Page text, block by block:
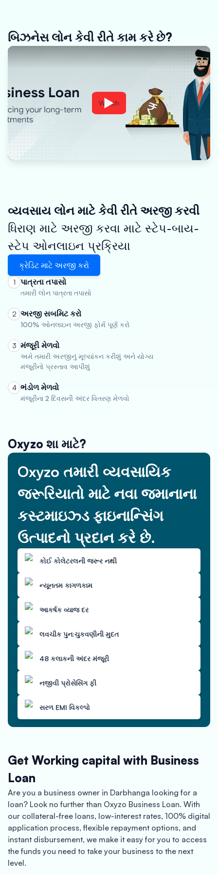
બિઝનેસ લોન કેવી રીતે કામ કરે છે?
Watch
વ્યવસાય લોન માટે કેવી રીતે અરજી કરવી
ધિરાણ માટે અરજી કરવા માટે સ્ટેપ-બાય-
સ્ટેપ ઓનલાઇન પ્રક્રિયા
ક્રેડિટ માટે અરજી કરો
1 પાત્રતા તપાસો
તમારી લોન પાત્રતા તપાસો
2 અરજી સબમિટ કરો
100% ઓનલાઇન અરજી ફોર્મ પૂર્ણ કરો
3 મંજૂરી મેળવો
અમે તમારી અરજીનું મૂલ્યાંકન કરીશું અને યોગ્ય
મંજૂરીનો પ્રસ્તાવ આપીશું
4 ભંડોળ મેળવો
મંજૂરીના 2 દિવસની અંદર વિતરણ મેળવો
Oxyzo શા માટે?
Oxyzo તમારી વ્યવસાયિક
જરૂરિયાતો માટે નવા જમાનાના
કસ્ટમાઇઝ્ડ ફાઇનાન્સિંગ
ઉત્પાદનો પ્રદાન કરે છે.
કોઈ કોલેટરલની જરૂર નથી
ન્યૂનતમ કાગળકામ
આકર્ષક વ્યાજ દર
લવચીક પુન:ચુકવણીની મુદત
48 કલાકની અંદર મંજૂરી
નજીવી પ્રોસેસિંગ ફી
સરળ EMI વિકલ્પો
Get Working capital with Business
Loan
Are you a business owner in Darbhanga looking for a
loan? Look no further than Oxyzo Business Loan. With
our collateral-free loans, low-interest rates, 100% digital
application process, flexible repayment options, and
instant disbursement, we make it easy for you to access
the funds you need to take your business to the next
level.